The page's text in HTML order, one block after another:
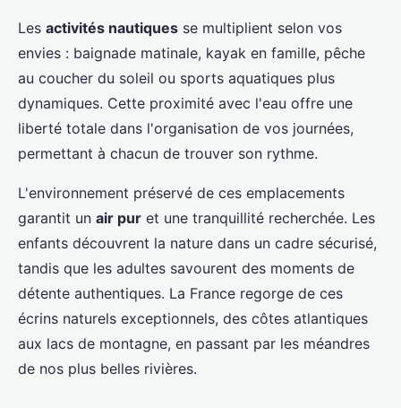
Les activités nautiques se multiplient selon vos
envies : baignade matinale, kayak en famille, pêche
au coucher du soleil ou sports aquatiques plus
dynamiques. Cette proximité avec l'eau offre une
liberté totale dans l'organisation de vos journées,
permettant à chacun de trouver son rythme.
L'environnement préservé de ces emplacements
garantit un air pur et une tranquillité recherchée. Les
enfants découvrent la nature dans un cadre sécurisé,
tandis que les adultes savourent des moments de
détente authentiques. La France regorge de ces
écrins naturels exceptionnels, des côtes atlantiques
aux lacs de montagne, en passant par les méandres
de nos plus belles rivières.